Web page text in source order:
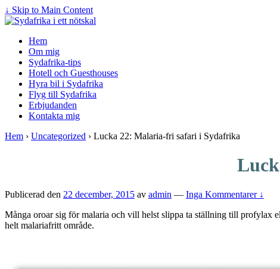
↓ Skip to Main Content
Hem
Om mig
Sydafrika-tips
Hotell och Guesthouses
Hyra bil i Sydafrika
Flyg till Sydafrika
Erbjudanden
Kontakta mig
Hem › Uncategorized › Lucka 22: Malaria-fri safari i Sydafrika
Publicerad den 22 december, 2015 av admin — Inga Kommentarer ↓
Många oroar sig för malaria och vill helst slippa ta ställning till profylax
helt malariafritt område.